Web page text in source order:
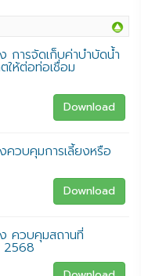
การจัดเก็บค่าบำบัดน้ำ
ให้ต่อท่อเชื่อม
Download
วบคุมการเลี้ยงหรือ
Download
ควบคุมสถานที่
2568